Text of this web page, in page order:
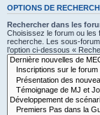
OPTIONS DE
Rechercher dans les
Choisissez le forum ou
recherche. Les sous-
l’option ci-dessous «